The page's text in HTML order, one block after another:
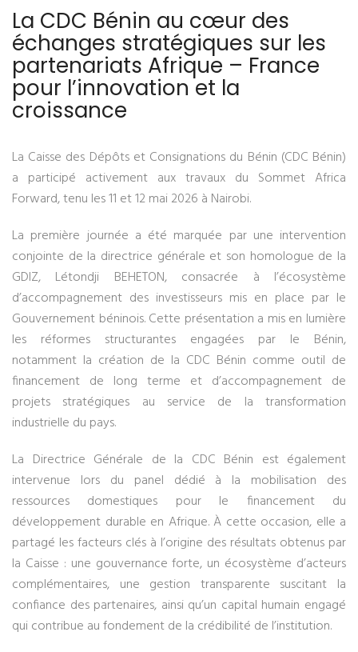
La CDC Bénin au cœur des
échanges stratégiques sur les
partenariats Afrique – France
pour l’innovation et la
croissance
La Caisse des Dépôts et Consignations du Bénin (CDC Bénin)
a participé activement aux travaux du Sommet Africa
Forward, tenu les 11 et 12 mai 2026 à Nairobi.
La première journée a été marquée par une intervention
conjointe de la directrice générale et son homologue de la
GDIZ, Létondji BEHETON, consacrée à l’écosystème
d’accompagnement des investisseurs mis en place par le
Gouvernement béninois. Cette présentation a mis en lumière
les réformes structurantes engagées par le Bénin,
notamment la création de la CDC Bénin comme outil de
financement de long terme et d’accompagnement de
projets stratégiques au service de la transformation
industrielle du pays.
La Directrice Générale de la CDC Bénin est également
intervenue lors du panel dédié à la mobilisation des
ressources domestiques pour le financement du
développement durable en Afrique. À cette occasion, elle a
partagé les facteurs clés à l’origine des résultats obtenus par
la Caisse : une gouvernance forte, un écosystème d’acteurs
complémentaires, une gestion transparente suscitant la
confiance des partenaires, ainsi qu’un capital humain engagé
qui contribue au fondement de la crédibilité de l’institution.